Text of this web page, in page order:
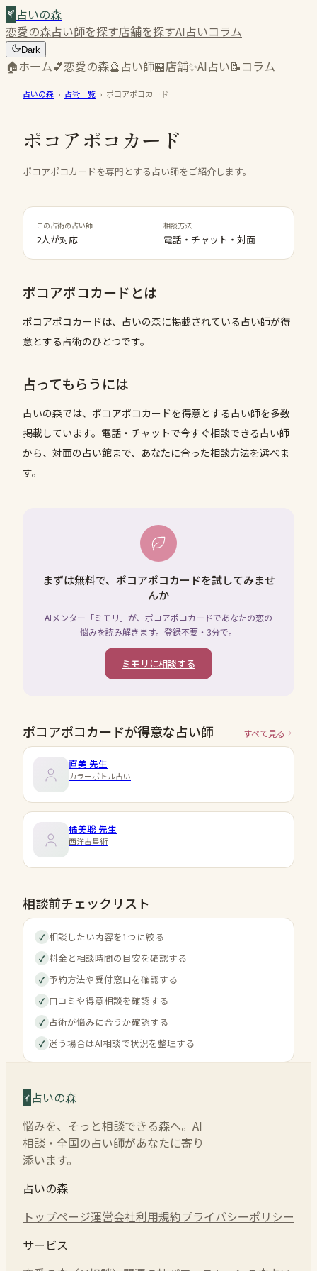
占いの森
恋愛の森占い師を探す店舗を探すAI占いコラム
Dark
🏠ホーム💕恋愛の森🔮占い師🏪店舗✨AI占い📝コラム
占いの森 › 占術一覧 › ポコアポコカード
ポコアポコカード
ポコアポコカードを専門とする占い師をご紹介します。
この占術の占い師
2人が対応
相談方法
電話・チャット・対面
ポコアポコカード とは
ポコアポコカードは、占いの森に掲載されている占い師が得
意とする占術のひとつです。
占ってもらうには
占いの森では、 ポコアポコカードを得意とする占い師を多数
掲載しています。電話・チャットで今すぐ相談できる占い師
から、対面の占い館まで、あなたに合った相談方法を選べま
す。
まずは無料で、ポコアポコカードを試してみませ
んか
AIメンター「ミモリ」が、ポコアポコカードであなたの恋の
悩みを読み解きます。登録不要・3分で。
ミモリに相談する
ポコアポコカードが得意な占い師 すべて見る
直美 先生
カラーボトル占い
橘美聡先生
西洋占星術
相談前チェックリスト
✓ 相談したい内容を1つに絞る
✓ 料金と相談時間の目安を確認する
✓ 予約方法や受付窓口を確認する
✓ 口コミや得意相談を確認する
✓ 占術が悩みに合うか確認する
✓ 迷う場合はAI相談で状況を整理する
占いの森
悩みを、そっと相談できる森へ。AI
相談・全国の占い師があなたに寄り
添います。
占いの森
トップページ運営会社利用規約プライバシーポリシー
サービス